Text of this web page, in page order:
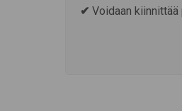
✔ Voidaan kiinnittää